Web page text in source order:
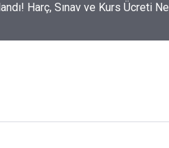
Harç, Sınav ve Kurs Ücreti Ne